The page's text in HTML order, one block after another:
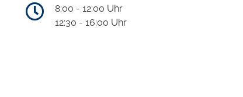
8:00 - 12:00 Uhr
12:30 - 16:00 Uhr